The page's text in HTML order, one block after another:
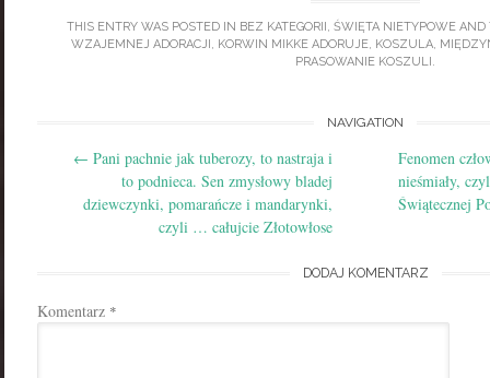
THIS ENTRY WAS POSTED IN BEZ KATEGORII ŚWIĘTA NIETYPOWE AND
WZAJEMNEJ ADORACJI
KORWIN MIKKE ADORUJE KOSZULA
PRASOWANIE KOSZULI
navigation
NAVIGATION
← Pani pachnie jak tuberozy, to nastraja i
to podnieca. Sen zmysłowy bladej
dziewczynki, pomarańcze i mandarynki,
czyli … całujcie Złotowłose
Fenomen
nieśmiały,
Świątecznej
DODAJ KOMENTARZ
Komentarz *